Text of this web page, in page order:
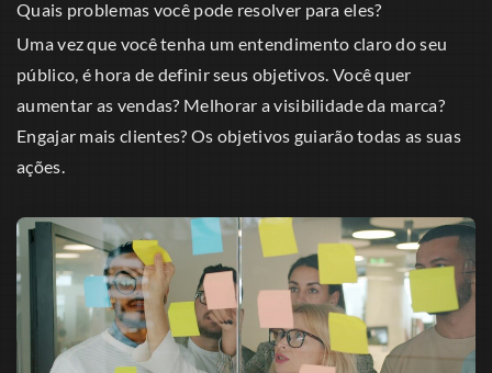
Quais problemas você pode resolver para eles?
Uma vez que você tenha um entendimento claro do seu
público, é hora de definir seus objetivos. Você quer
aumentar as vendas? Melhorar a visibilidade da marca?
Engajar mais clientes? Os objetivos guiarão todas as suas
ações.